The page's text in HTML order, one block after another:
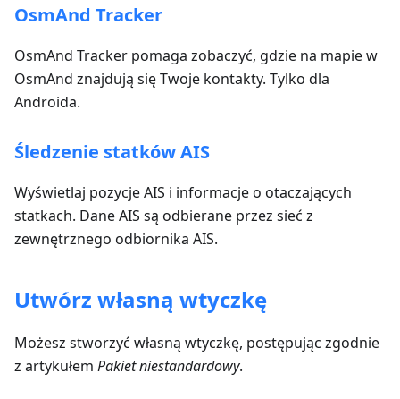
OsmAnd Tracker
OsmAnd Tracker pomaga zobaczyć, gdzie na mapie w
OsmAnd znajdują się Twoje kontakty. Tylko dla
Androida.
Śledzenie statków AIS
Wyświetlaj pozycje AIS i informacje o otaczających
statkach. Dane AIS są odbierane przez sieć z
zewnętrznego odbiornika AIS.
Utwórz własną wtyczkę
Możesz stworzyć własną wtyczkę, postępując zgodnie
z artykułem Pakiet niestandardowy.